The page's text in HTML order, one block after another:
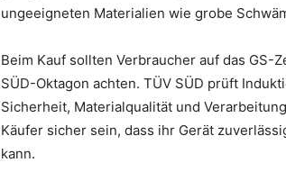
ungeeigneten Materialien wie grobe
Beim Kauf sollten Verbraucher auf das GS-
SÜD-Oktagon achten. TÜV SÜD prüft
Sicherheit, Materialqualität und
Käufer sicher sein, dass ihr Gerät
kann.